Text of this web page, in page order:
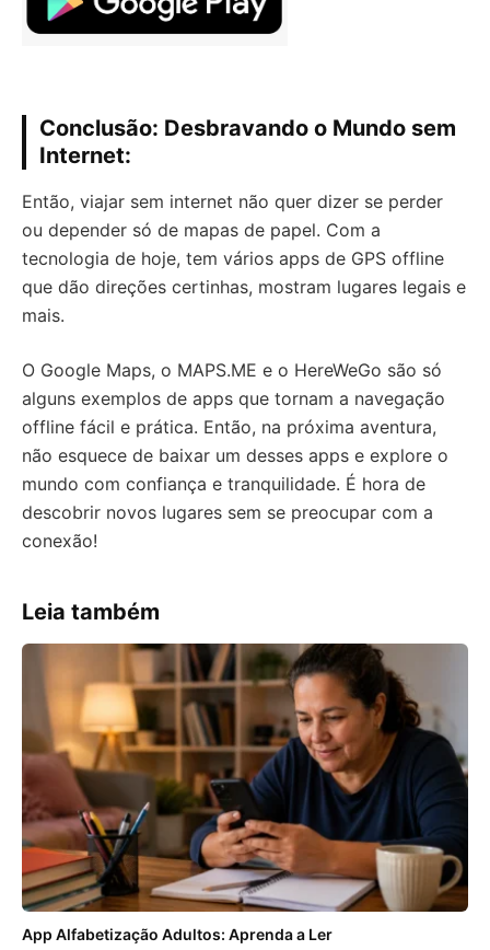
Conclusão: Desbravando o Mundo sem
Internet:
Então, viajar sem internet não quer dizer se perder
ou depender só de mapas de papel. Com a
tecnologia de hoje, tem vários apps de GPS offline
que dão direções certinhas, mostram lugares legais e
mais.
O Google Maps, o MAPS.ME e o HereWeGo são só
alguns exemplos de apps que tornam a navegação
offline fácil e prática. Então, na próxima aventura,
não esquece de baixar um desses apps e explore o
mundo com confiança e tranquilidade. É hora de
descobrir novos lugares sem se preocupar com a
conexão!
Leia também
App Alfabetização Adultos: Aprenda a Ler